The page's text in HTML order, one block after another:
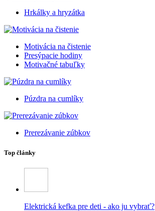
Hrkálky a hryzátka
Motivácia na čistenie
Presýpacie hodiny
Motivačné tabuľky
Púzdra na cumlíky
Prerezávanie zúbkov
Top články
Elektrická kefka pre deti - ako ju vybrať?